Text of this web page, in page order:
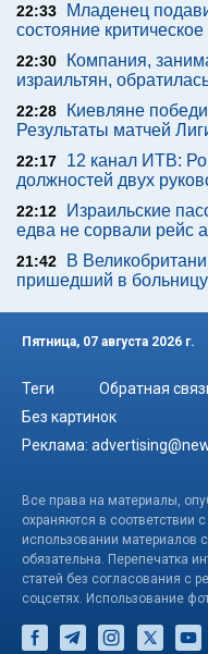
22:33
Младенец
состояние критическое
22:30
Компания,
израильтян,
22:28
Киевляне
Результаты матчей
22:17
12 канал ИТВ:
должностей двух
22:12
Израильские
едва не сорвали рейс
21:42
В
пришедший в больницу
Пятница, 07 августа 2026 г.
Теги Обратная
Без картинок
Реклама:
Все права на материалы,
охраняются в соответствии
использовании материалов
обязательна. Перепечатка
статей без согласования с
соцсетях. Использование